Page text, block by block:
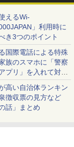
えるWi-
」利用時に
き3つのポイント
国際電話による特殊
族のスマホに「警察
プリ」を入れて対策
高い自治体ランキン
徴収票の見方など
話」まとめ